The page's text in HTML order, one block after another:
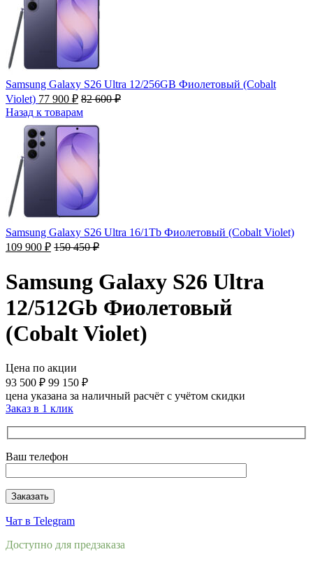
Samsung Galaxy S26 Ultra 12/256GB Фиолетовый (Cobalt
Violet) 77 900 ₽ 82 600₽
Назад к товарам
Samsung Galaxy S26 Ultra 16/1Tb Фиолетовый (Cobalt Violet)
109 900 ₽ 150 450₽
Samsung Galaxy S26 Ultra
12/512Gb Фиолетовый
(Cobalt Violet)
Цена по акции
93 500 ₽ 99 150 ₽
цена указана за наличный расчёт с учётом скидки
Заказ в 1 клик
Ваш телефон
Чат в Telegram
Доступно для предзаказа